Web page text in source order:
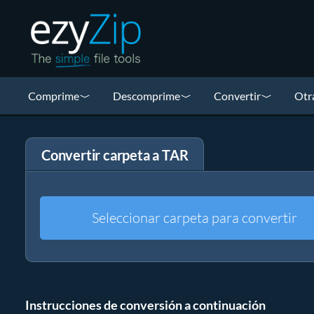
Comprime Descomprime Convertir
Convertir carpeta a TAR
Seleccionar carpeta para convertir
Instrucciones de conversión a continuación